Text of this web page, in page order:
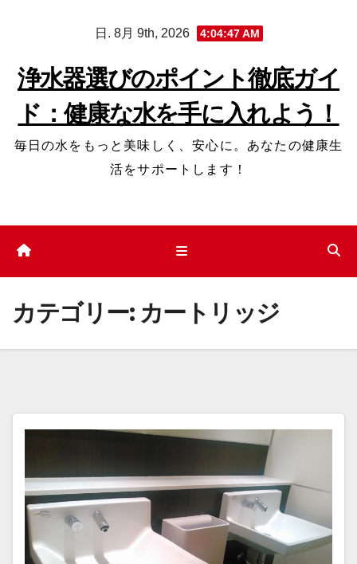
プ
日. 8月 9th, 2026 4:04:49 AM
浄水器選びのポイント徹底ガイ
ド：健康な水を手に入れよう！
毎日の水をもっと美味しく、安心に。あなたの健康生
活をサポートします！
カテゴリー: カートリッジ